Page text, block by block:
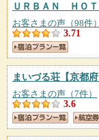
ＵＲＢＡＮ ＨＯＴ
お客さまの声（98件）
3.71
まいづる荘 【京都府
お客さまの声（7件）
3.6